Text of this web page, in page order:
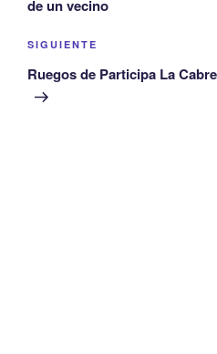
de un vecino
Siguiente
entrada
SIGUIENTE
Ruegos de Participa La